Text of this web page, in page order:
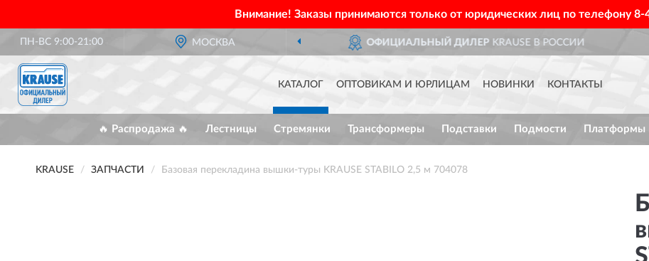
Внимание! Заказы принимаются только от юридических лиц по телефону8-
ПН-ВС 9:00-21:00 МОСКВА
ОФИЦИАЛЬНЫЙ ДИЛЕР KRAUSE В РОССИИ
КАТАЛОГ ОПТОВИКАМ И ЮРЛИЦАМ НОВИНКИ КОНТАКТЫ
🔥 Распродажа 🔥 Лестницы Стремянки Трансформеры Подставки Подмости Платформы
KRAUSE ЗАПЧАСТИ Базовая перекладина вышки-туры KRAUSE STABILO 2,5 м 704078